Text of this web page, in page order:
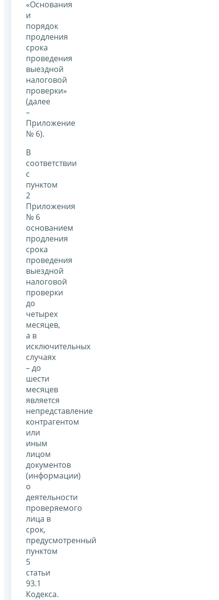
«Основания
и
порядок
продления
срока
проведения
выездной
налоговой
проверки»
(далее
–
Приложение
№ 6).
В
соответствии
с
пунктом
2
Приложения
№ 6
основанием
продления
срока
проведения
выездной
налоговой
проверки
до
четырех
месяцев,
а в
исключительных
случаях
– до
шести
месяцев
является
непредставление
контрагентом
или
иным
лицом
документов
(информации)
о
деятельности
проверяемого
лица в
срок,
предусмотренный
пунктом
5
статьи
93.1
Кодекса.